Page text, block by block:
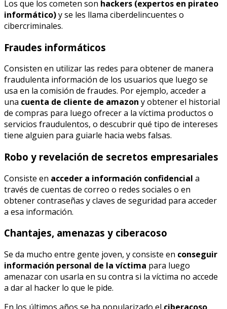
Los que los cometen son hackers (expertos en pirateo
informático)y se les llama ciberdelincuentes o
cibercriminales.
Fraudes informáticos
Consisten en utilizar las redes para obtener de manera
fraudulenta información de los usuarios que luego se
usa en la comisión de fraudes. Por ejemplo, acceder a
una cuenta de cliente de amazon y obtener el historial
de compras para luego ofrecer a la víctima productos o
servicios fraudulentos, o descubrir qué tipo de intereses
tiene alguien para guiarle hacia webs falsas.
Robo y revelación de secretos empresariales
Consiste en acceder a información confidencial a
través de cuentas de correo o redes sociales o en
obtener contraseñas y claves de seguridad para acceder
a esa información.
Chantajes, amenazas y ciberacoso
Se da mucho entre gente joven, y consiste en conseguir
información personal de la víctima para luego
amenazar con usarla en su contra si la víctima no accede
a dar al hacker lo que le pide.